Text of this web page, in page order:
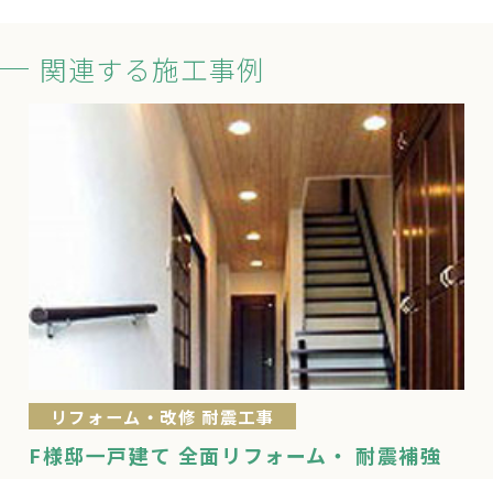
関連する施工事例
リフォーム・改修 耐震工事
F様邸一戸建て 全面リフォーム・ 耐震補強